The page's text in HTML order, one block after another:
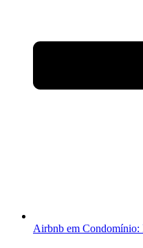
Airbnb em Condomínio: